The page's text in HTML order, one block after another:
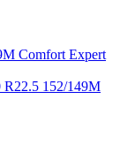
152/149M